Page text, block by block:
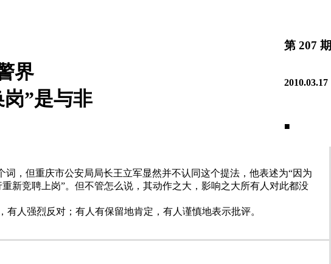
界
岗”是与非
第 207 期
2010.03.17
■
词，但重庆市公安局局长王立军显然并不认同这个提法，他表述为“因为
新竞聘上岗”。但不管怎么说，其动作之大，影响之大所有人对此都没
人强烈反对；有人有保留地肯定，有人谨慎地表示批评。